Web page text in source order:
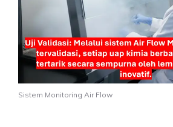
Sistem Monitoring Air Flow